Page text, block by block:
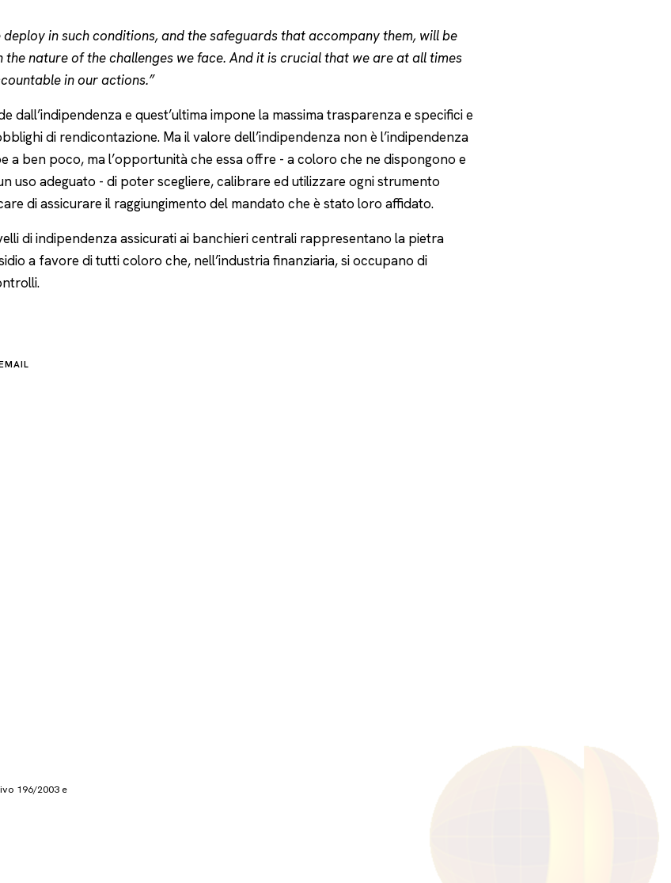
deploy in such conditions, and the safeguards that accompany them, will be
the nature of the challenges we face. And it is crucial that we are at all times
in our actions.”
dall’indipendenza e quest’ultima impone la massima trasparenza e specifici e
di rendicontazione. Ma il valore dell’indipendenza non è l’indipendenza
a ben poco, ma l’opportunità che essa offre - a coloro che ne dispongono e
uso adeguato - di poter scegliere, calibrare ed utilizzare ogni strumento
di assicurare il raggiungimento del mandato che è stato loro affidato.
di indipendenza assicurati ai banchieri centrali rappresentano la pietra
a favore di tutti coloro che, nell’industria finanziaria, si occupano di
196/2003 e